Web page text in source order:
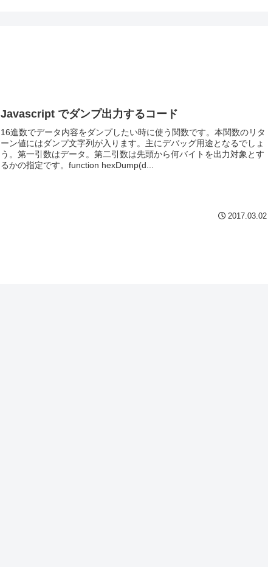
Javascript でダンプ出力するコード
16進数でデータ内容をダンプしたい時に使う関数です。本関数のリタ
ーン値にはダンプ文字列が入ります。主にデバッグ用途となるでしょ
う。第一引数はデータ。第二引数は先頭から何バイトを出力対象とす
るかの指定です。function hexDump(d...
2017.03.02